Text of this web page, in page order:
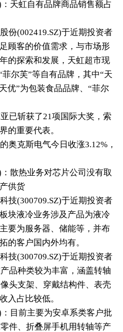
天虹自有品牌商品销售额占
(002419.SZ)于近期投资者
顾客的价值需求，与市场形
的探索和发展，天虹超市现
尔芙”等自有品牌，其中“天
优”为包装食品品牌、“菲尔
斩获了21项国际大奖，索
的重要代表。
克斯电气今日收涨3.12%，
散热业务对芯片公司没有取
供货
(300709.SZ)于近期投资者
块液冷业务涉及产品为液冷
要为服务器、储能等，并布
的客户国内外均有。
(300709.SZ)于近期投资者
品种类较为丰富，涵盖转轴
头支架、穿戴结构件、表壳
入占比较低。
目前主要为安卓系类客户批
件、折叠屏手机用转轴等产